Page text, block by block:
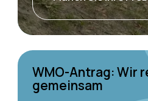
WMO-Antrag: Wir
gemeinsam